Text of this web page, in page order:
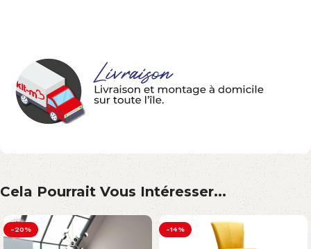
Cela Pourrait Vous Intéresser...
-20% -14%